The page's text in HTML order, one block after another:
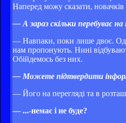
Наперед можу сказати,
— А зараз скільки перебуває
— Навпаки, поки лише двоє.
нам пропонують. Нині
Обійдемось без них.
— Можете підтвердити
— Його на перегляді та в
— ...-немає і не буде?